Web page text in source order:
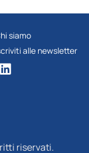
siamo
alle newsletter
riservati.